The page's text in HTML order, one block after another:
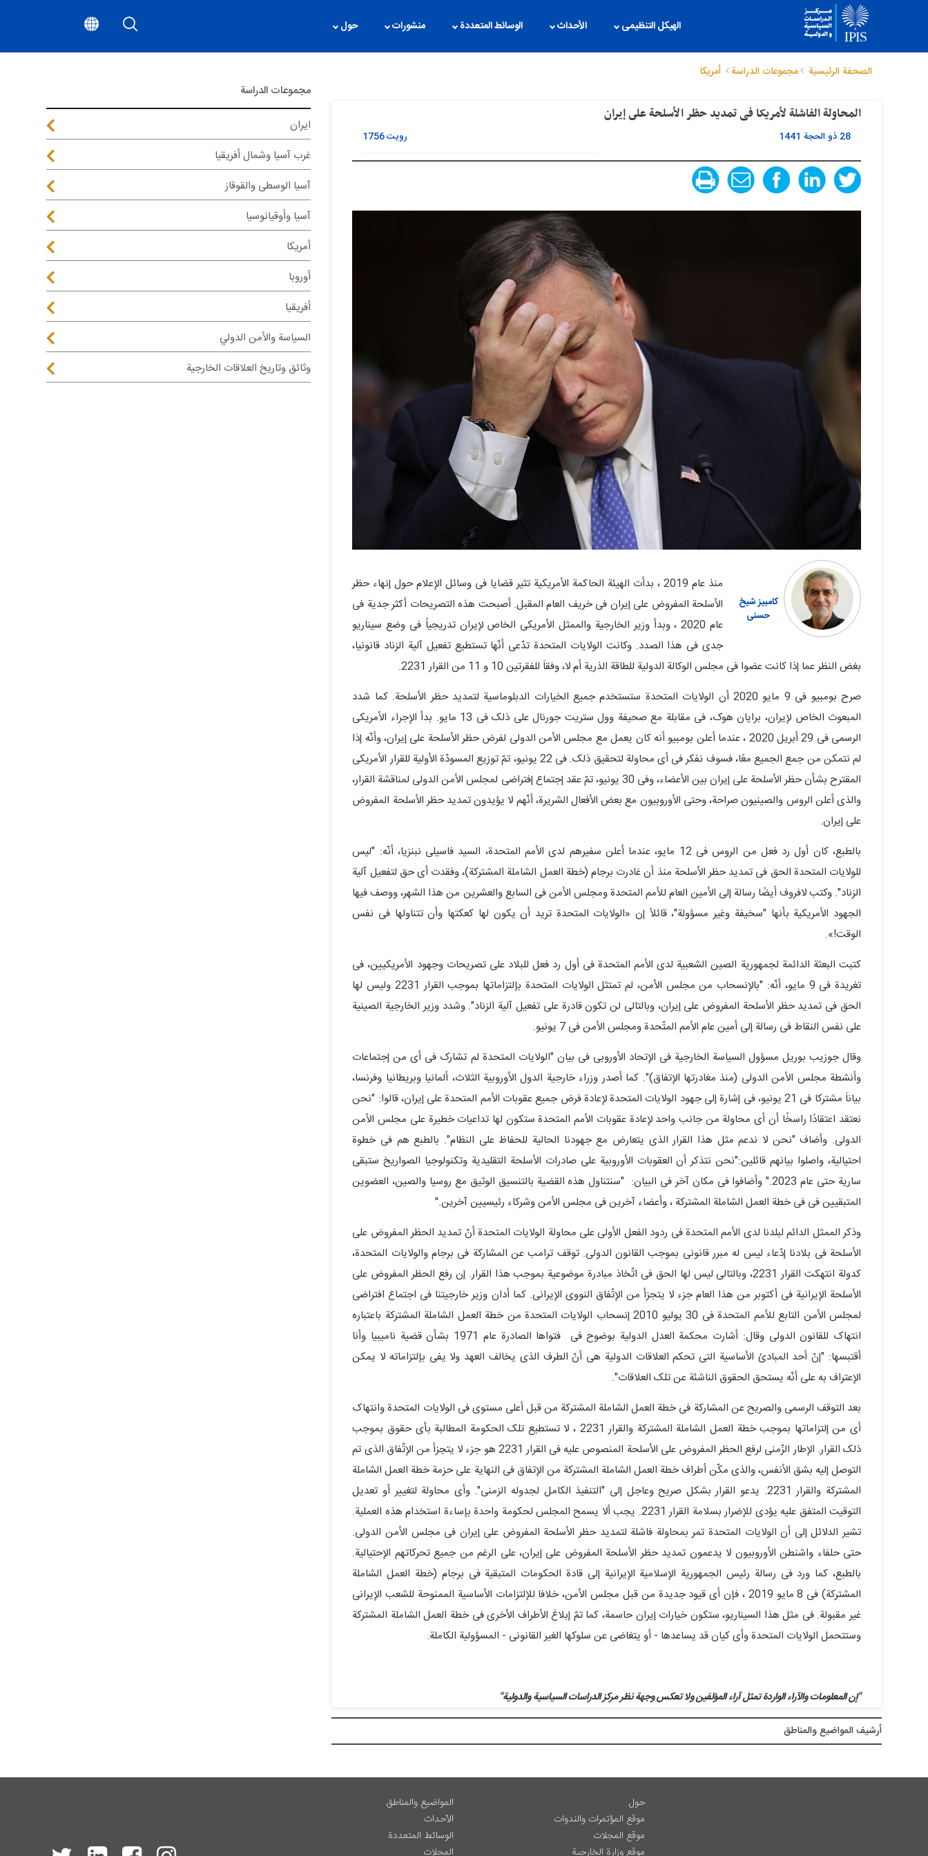
الهیکل التنظیمی الأحداث الوسائط المتعددة منشورات حول
الصحفة الرئيسية مجموعات الدراسة أمريكا
المحاولة الفاشلة لأمریکا فی تمدید حظر الأسلحة على إیران
28 ذو الحجة 1441 رویت1756
کامبیز شیخ‏
حسنی
منذ عام 2019 ، بدأت الهیئة الحاکمة الأمریکیة تثیر قضایا فی وسائل الإعلام حول إنهاء حظر
الأسلحة المفروض على إیران فی خریف العام المقبل. أصبحت هذه التصریحات أکثر جدیة فی
عام 2020 ، وبدأ وزیر الخارجیة والممثل الأمریکی الخاص لإیران تدریجیاً فی وضع سیناریو
جدی فی هذا الصدد. وکانت الولایات المتحدة تدّعی أنّها تستطیع تفعیل آلیة الزناد قانونیا،
بغض النظر عما إذا کانت عضوا فی مجلس الوکالة الدولیة للطاقة الذریة أم لا، وفقاَ للفقرتین 10 و 11 من القرار 2231.
صرح بومبیو فی 9 مایو 2020 أن الولایات المتحدة ستستخدم جمیع الخیارات الدبلوماسیة لتمدید حظر الأسلحة. کما شدد
المبعوث الخاص لإیران، برایان هوک، فی مقابلة مع صحیفة وول ستریت جورنال على ذلک فی 13 مایو. بدأ الإجراء الأمریکی
الرسمی فی 29 أبریل 2020 ، عندما أعلن بومبیو أنه کان یعمل مع مجلس الأمن الدولی لفرض حظر الأسلحة على إیران، وأنّه إذا
لم نتمکن من جمع الجمیع معًا، فسوف نفکر فی أی محاولة لتحقیق ذلک. فی 22 یونیو، تمّ توزیع المسودّة الأولیة للقرار الأمریکی
المقترح بشأن حظر الأسلحة على إیران بین الأعضاء، وفی 30 یونیو، تمّ عقد إجتماع إفتراضی لمجلس الأمن الدولی لمناقشة القرار،
والذی أعلن الروس والصینیون صراحة، وحتى الأوروبیون مع بعض الأفعال الشریرة، أنّهم لا یؤیدون تمدید حظر الأسلحة المفروض
على إیران.
بالطبع، کان أول رد فعل من الروس فی 12 مایو، عندما أعلن سفیرهم لدى الأمم المتحدة، السید فاسیلی نبنزیا، أنّه: "لیس
للولایات المتحدة الحق فی تمدید حظر الأسلحة منذ أن غادرت برجام (خطة العمل الشاملة المشترکة)، وفقدت أی حق لتفعیل آلیة
الزناد". وکتب لافروف أیضًا رسالة إلى الأمین العام للأمم المتحدة ومجلس الأمن فی السابع والعشرین من هذا الشهر، ووصف فیها
الجهود الأمریکیة بأنها "سخیفة وغیر مسؤولة"، قائلاً إن «الولایات المتحدة ترید أن یکون لها کعکتها وأن تتناولها فی نفس
الوقت!».
کتبت البعثة الدائمة لجمهوریة الصین الشعبیة لدى الأمم المتحدة فی أول رد فعل للبلاد على تصریحات وجهود الأمریکیین، فی
تغریدة فی 9 مایو، أنّه: "بالإنسحاب من مجلس الأمن، لم تمتثل الولایات المتحدة بإلتزاماتها بموجب القرار 2231 ولیس لها
الحق فی تمدید حظر الأسلحة المفروض على إیران، وبالتالی لن تکون قادرة على تفعیل آلیة الزناد". وشدد وزیر الخارجیة الصینیة
على نفس النقاط فی رسالة إلى أمین عام الأمم المتّحدة ومجلس الأمن فی 7 یونیو.
وقال جوزیب بوریل مسؤول السیاسة الخارجیة فی الإتحاد الأوروبی فی بیان "الولایات المتحدة لم تشارک فی أی من إجتماعات
وأنشطة مجلس الأمن الدولی (منذ مغادرتها الإتفاق)". کما أصدر وزراء خارجیة الدول الأوروبیة الثلاث، ألمانیا وبریطانیا وفرنسا،
بیاناَ مشترکا فی 21 یونیو، فی إشارة إلى جهود الولایات المتحدة لإعادة فرض جمیع عقوبات الأمم المتحدة على إیران، قالوا: "نحن
نعتقد اعتقادًا راسخًا أن أی محاولة من جانب واحد لإعادة عقوبات الأمم المتحدة ستکون لها تداعیات خطیرة على مجلس الأمن
الدولی. وأضاف "نحن لا ندعم مثل هذا القرار الذی یتعارض مع جهودنا الحالیة للحفاظ على النظام". بالطبع هم فی خطوة
احتیالیة، واصلوا بیانهم قائلین:"نحن نتذکر أن العقوبات الأوروبیة على صادرات الأسلحة التقلیدیة وتکنولوجیا الصواریخ ستبقى
ساریة حتى عام 2023." وأضافوا فی مکان آخر فی البیان: "سنتناول هذه القضیة بالتنسیق الوثیق مع روسیا والصین، العضوین
المتبقیین فی فی خطة العمل الشاملة المشترکة ، وأعضاء آخرین فی مجلس الأمن وشرکاء رئیسیین آخرین."
وذکر الممثل الدائم لبلدنا لدى الأمم المتحدة فی ردود الفعل الأولى على محاولة الولایات المتحدة أنّ تمدید الحظر المفروض على
الأسلحة فی بلادنا إدّعاء لیس له مبرر قانونی بموجب القانون الدولی. توقف ترامب عن المشارکة فی برجام والولایات المتحدة،
کدولة انتهکت القرار 2231، وبالتالی لیس لها الحق فی اتّخاذ مبادرة موضوعیة بموجب هذا القرار. إن رفع الحظر المفروض على
الأسلحة الإیرانیة فی أکتوبر من هذا العام جزء لا یتجزأ من الإتّفاق النووی الإیرانی. کما أدان وزیر خارجیتنا فی اجتماع افتراضی
لمجلس الأمن التابع للأمم المتحدة فی 30 یولیو 2010 إنسحاب الولایات المتحدة من خطة العمل الشاملة المشترکة باعتباره
انتهاک للقانون الدولی وقال: أشارت محکمة العدل الدولیة بوضوح فی فتواها الصادرة عام 1971 بشأن قضیة نامیبیا وأنا
أقتبسها: "إنّ أحد المبادئ الأساسیة التی تحکم العلاقات الدولیة هی أنّ الطرف الذی یخالف العهد ولا یفی بإلتزاماته لا یمکن
الإعتراف به على أنّه یستحق الحقوق الناشئة عن تلک العلاقات".
بعد التوقف الرسمی والصریح عن المشارکة فی خطة العمل الشاملة المشترکة من قبل أعلى مستوى فی الولایات المتحدة وانتهاک
أی من إلتزاماتها بموجب خطة العمل الشاملة المشترکة والقرار 2231 ، لا تستطیع تلک الحکومة المطالبة بأی حقوق بموجب
ذلک القرار. الإطار الزّمنی لرفع الحظر المفروض على الأسلحة المنصوص علیه فی القرار 2231 هو جزء لا یتجزأ من الإتّفاق الذی تم
التوصل إلیه بشق الأنفس، والذی مکّن أطراف خطة العمل الشاملة المشترکة من الإتفاق فی النهایة على حزمة خطة العمل الشاملة
المشترکة والقرار 2231. یدعو القرار بشکل صریح وعاجل إلى "التنفیذ الکامل لجدوله الزمنی". وأی محاولة لتغییر أو تعدیل
التوقیت المتفق علیه یؤدی للإضرار بسلامة القرار 2231. یجب ألا یسمح المجلس لحکومة واحدة بإساءة استخدام هذه العملیة.
تشیر الدلائل إلى أن الولایات المتحدة تمر بمحاولة فاشلة لتمدید حظر الأسلحة المفروض على إیران فی مجلس الأمن الدولی.
حتى حلفاء واشنطن الأوروبیون لا یدعمون تمدید حظر الأسلحة المفروض على إیران، على الرغم من جمیع تحرکاتهم الإحتیالیة.
بالطبع، کما ورد فی رسالة رئیس الجمهوریة الإسلامیة الإیرانیة إلى قادة الحکومات المتبقیة فی برجام (خطة العمل الشاملة
المشترکة) فی 8 مایو 2019 ، فإن أی قیود جدیدة من قبل مجلس الأمن، خلافا للإلتزامات الأساسیة الممنوحة للشعب الإیرانی
غیر مقبولة. فی مثل هذا السیناریو، ستکون خیارات إیران حاسمة، کما تمّ إبلاغ الأطراف الأخرى فی خطة العمل الشاملة المشترکة
وستتحمل الولایات المتحدة وأی کیان قد یساعدها - أو یتغاضى عن سلوکها الغیر القانونی - المسؤولیة الکاملة.
"إن المعلومات والآراء الواردة تمثل آراء المؤلفین ولا تعکس وجهة نظر مرکز الدراسات السیاسیة والدولیة"
أرشيف المواضیع والمناطق
مجموعات الدراسة
ايران
غرب آسيا وشمال أفريقيا
آسيا الوسطى والقوقاز
آسيا وأوقيانوسيا
أمريكا
أوروبا
أفريقيا
السياسة والأمن الدولي
وثائق وتاريخ العلاقات الخارجية
حول
موقع المؤتمرات والندوات
موقع المجلات
موقع وزارة الخارجية
المواضيع والمناطق
الأحداث
الوسائط المتعددة
المجلات